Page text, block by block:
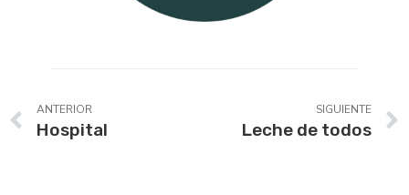
ANTERIOR
Hospital
SIGUIENTE
Leche de todos